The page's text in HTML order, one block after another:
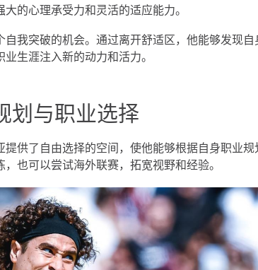
的心理承受力和灵活的适应能力。
自我突破的机会。通过离开舒适区，他能够发现
生涯注入新的动力和活力。
划与职业选择
提供了自由选择的空间，使他能够根据自身职业
也可以尝试海外联赛，拓宽视野和经验。